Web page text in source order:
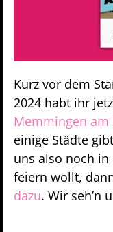
Kurz vor dem
2024 habt ihr
Memmingen am
einige Städte
uns also noch in
feiern wollt,
dazu. Wir seh’n